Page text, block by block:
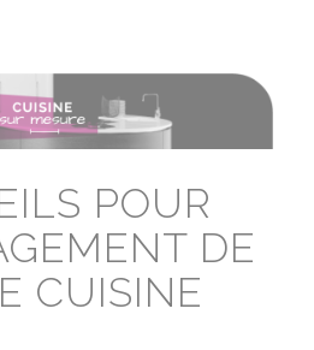
POUR
DE
CUISINE